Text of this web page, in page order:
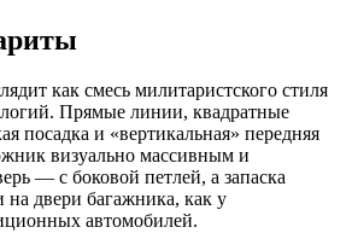
как смесь милитаристского стиля
Прямые линии, квадратные
посадка и «вертикальная» передняя
визуально массивным и
— с боковой петлей, а запаска
двери багажника, как у
автомобилей.